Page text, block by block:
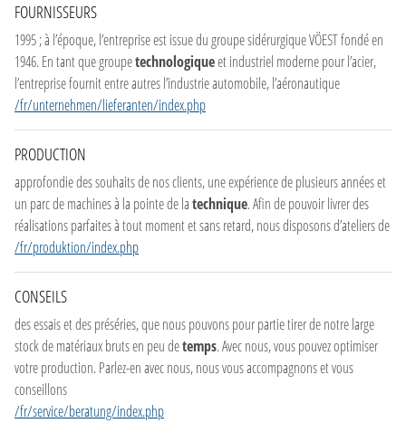
FOURNISSEURS
1995 ; à l’époque, l’entreprise est issue du groupe sidérurgique VÖEST fondé en
1946. En tant que groupetechnologiqueet industriel moderne pour l’acier,
l’entreprise fournit entre autres l’industrie automobile, l’aéronautique
/fr/unternehmen/lieferanten/index.php
PRODUCTION
approfondie des souhaits de nos clients, une expérience de plusieurs années et
un parc de machines à la pointe de latechnique. Afin de pouvoir livrer des
réalisations parfaites à tout moment et sans retard, nous disposons d’ateliers de
/fr/produktion/index.php
CONSEILS
des essais et des préséries, que nous pouvons pour partie tirer de notre large
stock de matériaux bruts en peu detemps. Avec nous, vous pouvez optimiser
votre production. Parlez-en avec nous, nous vous accompagnons et vous
conseillons
/fr/service/beratung/index.php